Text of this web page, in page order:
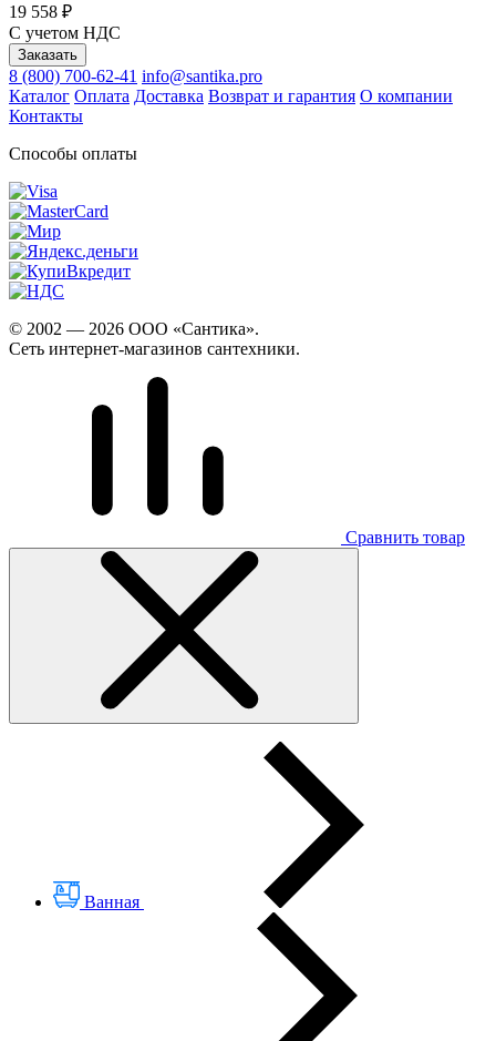
19 558 ₽
С учетом НДС
Заказать
8 (800) 700-62-41 info@santika.pro
Каталог Оплата Доставка Возврат и гарантия О компании
Контакты
Способы оплаты
© 2002 — 2026 ООО «Сантика».
Сеть интернет-магазинов сантехники.
Сравнить товар
Ванная